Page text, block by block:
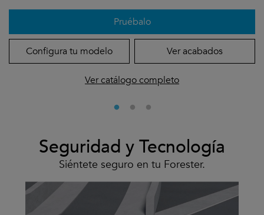
Pruébalo
Configura tu modelo Ver acabados
Ver catálogo completo
Seguridad y Tecnología
Siéntete seguro en tu Forester.